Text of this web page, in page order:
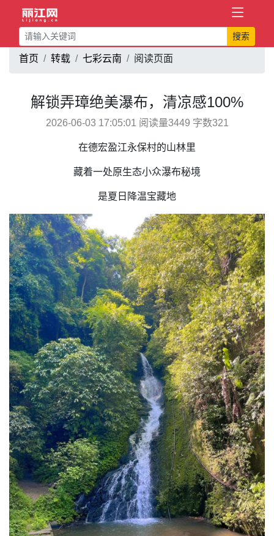
搜索
首页 转载 七彩云南 阅读页面
解锁弄璋绝美瀑布，清凉感100%
2026-06-03 17:05:01 阅读量3449 字数321
在德宏盈江永保村的山林里
藏着一处原生态小众瀑布秘境
是夏日降温宝藏地